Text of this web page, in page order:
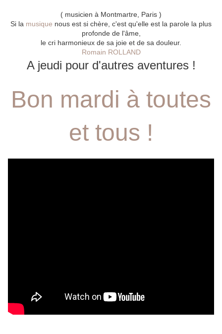
( musicien à Montmartre, Paris )
Si la musique nous est si chère, c'est qu'elle est la parole la plus
profonde de l'âme,
le cri harmonieux de sa joie et de sa douleur.
Romain ROLLAND
A jeudi pour d'autres aventures !
Bon mardi à toutes
et tous !